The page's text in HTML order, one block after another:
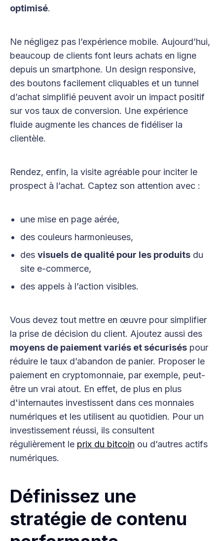
optimisé.
Ne négligez pas l’expérience mobile. Aujourd’hui,
beaucoup de clients font leurs achats en ligne
depuis un smartphone. Un design responsive,
des boutons facilement cliquables et un tunnel
d’achat simplifié peuvent avoir un impact positif
sur vos taux de conversion. Une expérience
fluide augmente les chances de fidéliser la
clientèle.
Rendez, enfin, la visite agréable pour inciter le
prospect à l’achat. Captez son attention avec :
une mise en page aérée,
des couleurs harmonieuses,
des visuels de qualité pour les produitsdu
site e-commerce,
des appels à l’action visibles.
Vous devez tout mettre en œuvre pour simplifier
la prise de décision du client. Ajoutez aussi des
moyens de paiement variés et sécurisés pour
réduire le taux d’abandon de panier. Proposer le
paiement en cryptomonnaie, par exemple, peut-
être un vrai atout. En effet, de plus en plus
d'internautes investissent dans ces monnaies
numériques et les utilisent au quotidien. Pour un
investissement réussi, ils consultent
régulièrement le prix du bitcoin ou d’autres actifs
numériques.
Définissez une
stratégie de contenu